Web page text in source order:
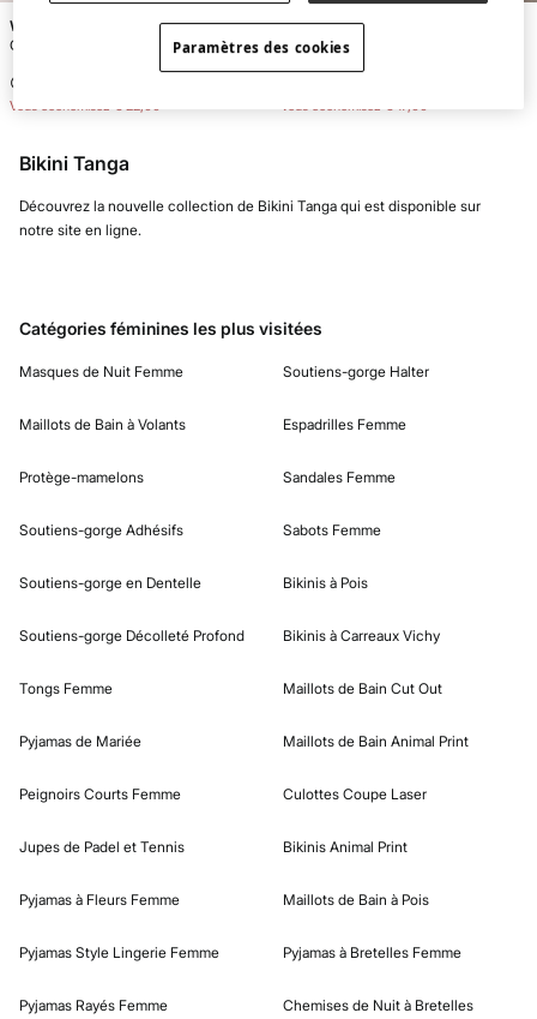
Women'secret
Culotte de bikini string imprimé géométrique
Vous économisez € 22,00
Women'secret
Vous économisez € 17,00
Bikini Tanga
Découvrez la nouvelle collection de Bikini Tanga qui est disponible sur
notre site en ligne.
Catégories féminines les plus visitées
Masques de Nuit Femme
Maillots de Bain à Volants
Protège-mamelons
Soutiens-gorge Adhésifs
Soutiens-gorge en Dentelle
Soutiens-gorge Décolleté Profond
Tongs Femme
Pyjamas de Mariée
Peignoirs Courts Femme
Jupes de Padel et Tennis
Pyjamas à Fleurs Femme
Pyjamas Style Lingerie Femme
Pyjamas Rayés Femme
Soutiens-gorge Halter
Espadrilles Femme
Sandales Femme
Sabots Femme
Bikinis à Pois
Bikinis à Carreaux Vichy
Maillots de Bain Cut Out
Maillots de Bain Animal Print
Culottes Coupe Laser
Bikinis Animal Print
Maillots de Bain à Pois
Pyjamas à Bretelles Femme
Chemises de Nuit à Bretelles
Paramètres des cookies